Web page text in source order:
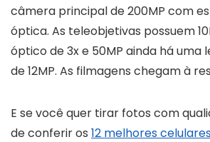
câmera principal de 200MP com
óptica. As teleobjetivas possuem
óptico de 3x e 50MP ainda há
de 12MP. As filmagens chegam à
E se você quer tirar fotos com
de conferir os 12 melhores